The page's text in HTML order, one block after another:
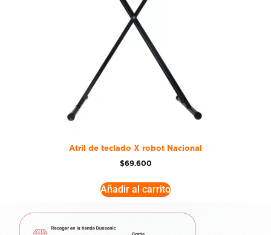
Atril de teclado X robot Nacional
$69.600
Añadir al carrito